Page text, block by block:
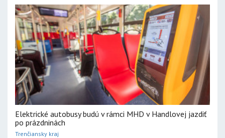
Elektrické autobusy budú v rámci MHD v Handlovej jazdiť
po prázdninách
Trenčiansky kraj